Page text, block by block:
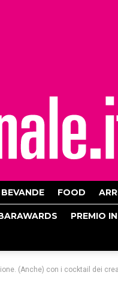
BEVANDE FOOD
PREMIO
(Anche) con i cocktail dei